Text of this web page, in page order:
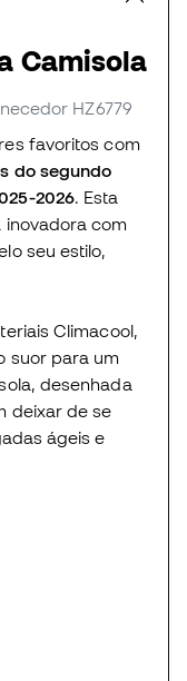
Camisola
HZ6779
favoritos com
do segundo
2026. Esta
com
seu estilo,
Climacool,
suor para um
desenhada
deixar de se
ágeis e